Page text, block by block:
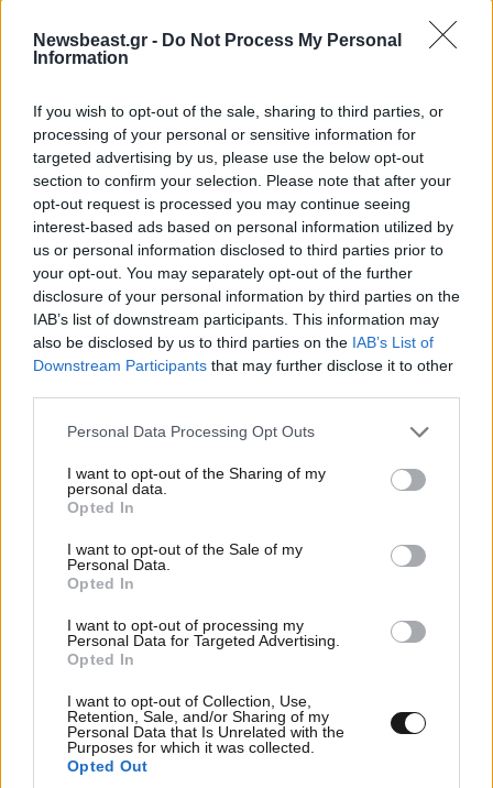
Newsbeast.gr - Do Not Process My Personal
Information
If you wish to opt-out of the sale, sharing to third parties, or
processing of your personal or sensitive information for
targeted advertising by us, please use the below opt-out
section to confirm your selection. Please note that after your
opt-out request is processed you may continue seeing
interest-based ads based on personal information utilized by
us or personal information disclosed to third parties prior to
your opt-out. You may separately opt-out of the further
disclosure of your personal information by third parties on the
IAB’s list of downstream participants. This information may
also be disclosed by us to third parties on the IAB’s List of
Downstream Participants that may further disclose it to other
Please note that this website/app uses one or more Google
not limited to your visit or usage behaviour. You may click to
grant or deny consent to Google and its third-party tags to
use your data for below specified purposes in below Google
consent section.
Personal Data Processing Opt Outs
I want to opt-out of the Sharing of my
personal data.
Opted In
I want to opt-out of the Sale of my
Personal Data.
Opted In
I want to opt-out of processing my
Personal Data for Targeted Advertising.
Opted In
I want to opt-out of Collection, Use,
Retention, Sale, and/or Sharing of my
Personal Data that Is Unrelated with the
Purposes for which it was collected.
Opted Out
Τραγωδία στα Μάλια: «Ο πανικός τη σκότωσε»
– Τι λένε μάρτυρες για τη 42χρονη Ολλανδή
που πνίγηκε προσπαθώντας να σώσει τη φίλη
της